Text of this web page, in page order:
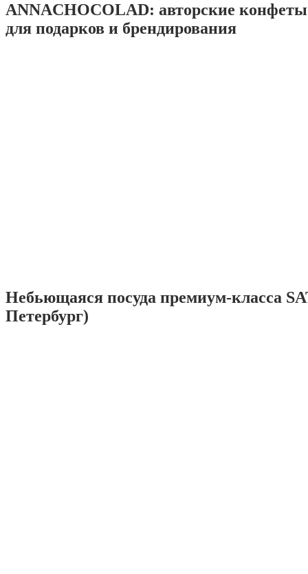
ANNACHOCOLAD: авторские
для подарков и брендирования
Небьющаяся посуда премиум-класса
Петербург)